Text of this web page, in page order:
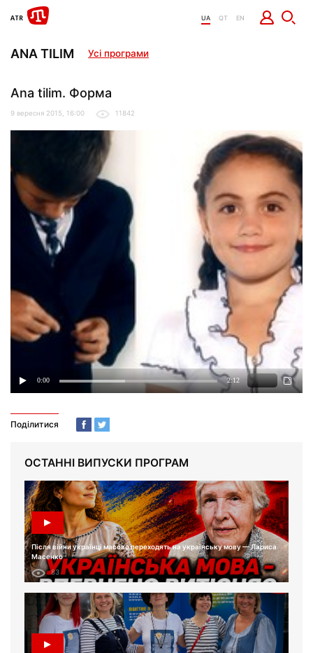
UA QT EN
ANA TILIM Усі програми
Ana tilim. Форма
9 вересня 2015, 16:00 11842
Поділитися
ОСТАННІ ВИПУСКИ ПРОГРАМ
Після війни українці масово переходять на українську мову — Лариса
Масенко
83